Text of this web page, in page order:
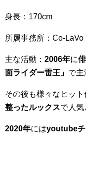
身長：170cm
所属事務所：Co-LaVo
主な活動： 2006年に
面ライダー雷王」 で主
その後も様々なヒット
整ったルックスで人気
2020年にはyoutube